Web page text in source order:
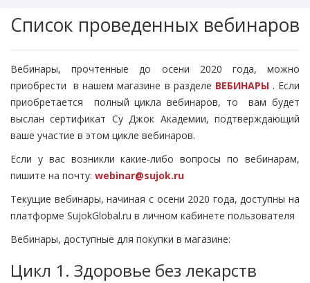
Список проведенных вебинаров
Вебинары, прочтенные до осени 2020 года, можно
приобрести в нашем магазине в разделе ВЕБИНАРЫ . Если
приобретается полный цикла вебинаров, то вам будет
выслан сертификат Су Джок Академии, подтверждающий
ваше участие в этом цикле вебинаров.
Если у вас возникли какие-либо вопросы по вебинарам,
пишите на почту: webinar@sujok.ru
Текущие вебинары, начиная с осени 2020 года, доступны на
платформе SujokGlobal.ru в личном кабинете пользователя
Вебинары, доступные для покупки в магазине:
Цикл 1. Здоровье без лекарств